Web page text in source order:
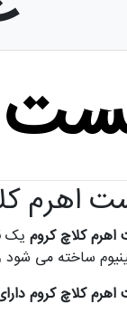
اهرم
کلاچ کروم یک
ساخته می
کلاچ کروم